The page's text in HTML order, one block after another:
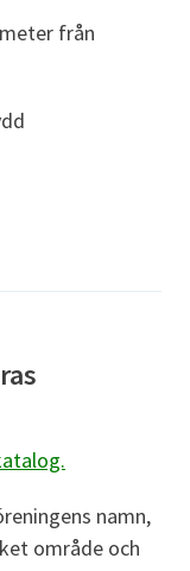
från
namn,
område och